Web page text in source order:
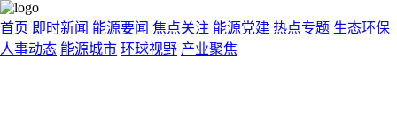
首页 即时新闻 能源要闻 焦点关注 能源党建 热点专题 生态环保
人事动态 能源城市 环球视野 产业聚焦